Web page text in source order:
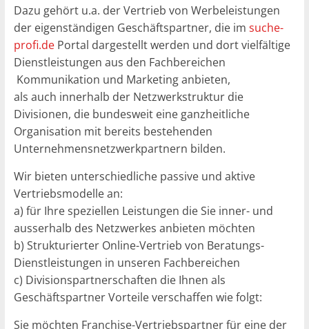
Dazu gehört u.a. der Vertrieb von Werbeleistungen
der eigenständigen Geschäftspartner, die im suche-
profi.de Portal dargestellt werden und dort vielfältige
Dienstleistungen aus den Fachbereichen
Kommunikation und Marketing anbieten,
als auch innerhalb der Netzwerkstruktur die
Divisionen, die bundesweit eine ganzheitliche
Organisation mit bereits bestehenden
Unternehmensnetzwerkpartnern bilden.
Wir bieten unterschiedliche passive und aktive
Vertriebsmodelle an:
a) für Ihre speziellen Leistungen die Sie inner- und
ausserhalb des Netzwerkes anbieten möchten
b) Strukturierter Online-Vertrieb von Beratungs-
Dienstleistungen in unseren Fachbereichen
c) Divisionspartnerschaften die Ihnen als
Geschäftspartner Vorteile verschaffen wie folgt:
Sie möchten Franchise-Vertriebspartner für eine der